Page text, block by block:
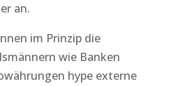
an.
im Prinzip die
wie Banken
hype externe